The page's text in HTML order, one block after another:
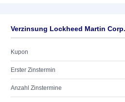
Verzinsung Lockheed Martin
Kupon
Erster Zinstermin
Anzahl Zinstermine